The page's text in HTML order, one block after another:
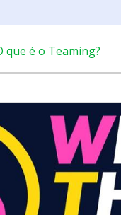
que é o Teaming?